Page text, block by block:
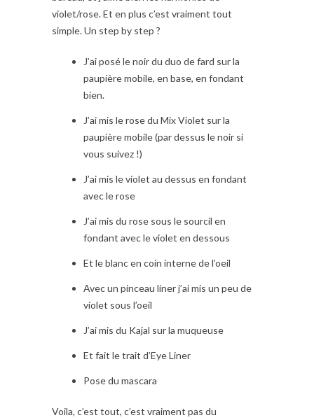
violet/rose. Et en plus c’est vraiment tout
simple. Un step by step ?
J’ai posé le noir du duo de fard sur la
paupière mobile, en base, en fondant
bien.
J’ai mis le rose du Mix Violet sur la
paupière mobile (par dessus le noir si
vous suivez !)
J’ai mis le violet au dessus en fondant
avec le rose
J’ai mis du rose sous le sourcil en
fondant avec le violet en dessous
Et le blanc en coin interne de l’oeil
Avec un pinceau liner j’ai mis un peu de
violet sous l’oeil
J’ai mis du Kajal sur la muqueuse
Et fait le trait d’Eye Liner
Pose du mascara
Voila, c’est tout, c’est vraiment pas du